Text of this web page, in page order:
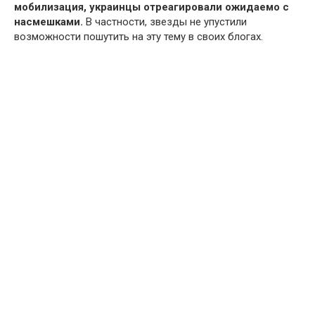
мобилизация, украинцы отреагировали ожидаемо с
насмешками. В частности, звезды не упустили
возможности пошутить на эту тему в своих блогах.